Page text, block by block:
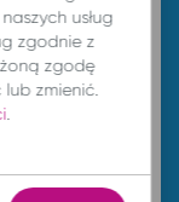
usług
zgodnie z
zgodę
zmienić.